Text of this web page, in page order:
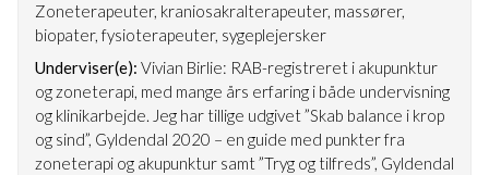
Zoneterapeuter, kraniosakralterapeuter, massører,
biopater, fysioterapeuter, sygeplejersker
Underviser(e): Vivian Birlie: RAB-registreret i akupunktur
og zoneterapi, med mange års erfaring i både undervisning
og klinikarbejde. Jeg har tillige udgivet ”Skab balance i krop
og sind”, Gyldendal 2020 – en guide med punkter fra
zoneterapi og akupunktur samt ”Tryg og tilfreds”, Gyldendal